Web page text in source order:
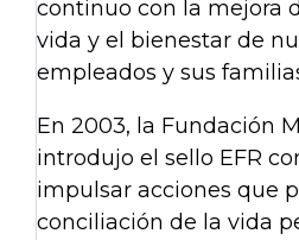
continuo con la mejora
vida y el bienestar de
empleados y sus
En 2003, la Fundación
introdujo el sello EFR
impulsar acciones que
conciliación de la vida